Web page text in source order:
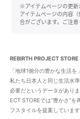
※アイテムページの更新
アイテムページの内容
合がございます。ご注意
REBIRTH PROJECT
「地球1個分の豊かな生活を」
私たち日本人と同じ生活水
必要だというデータがあり
ECT STOREでは”豊かさ”
フスタイルを提案しています